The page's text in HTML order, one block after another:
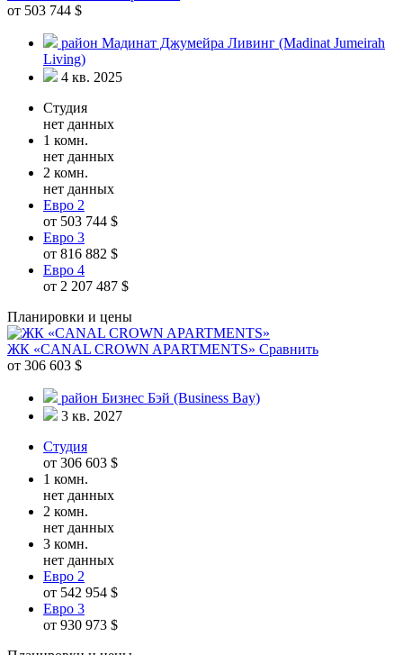
от 503 744 $
район Мадинат Джумейра Ливинг (Madinat Jumeirah
Living)
4 кв. 2025
Студия
нет данных
1 комн.
нет данных
2 комн.
нет данных
Евро 2
от 503 744 $
Евро 3
от 816 882 $
Евро 4
от 2 207 487 $
Планировки и цены
ЖК «CANAL CROWN APARTMENTS» Сравнить
от 306 603 $
район Бизнес Бэй (Business Bay)
3 кв. 2027
Студия
от 306 603 $
1 комн.
нет данных
2 комн.
нет данных
3 комн.
нет данных
Евро 2
от 542 954 $
Евро 3
от 930 973 $